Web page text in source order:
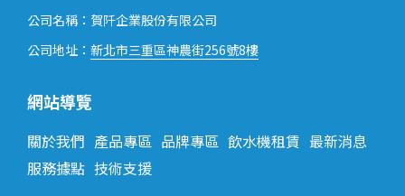
公司名稱：賀阡企業股份有限公司
公司地址： 新北市三重區神農街256號8樓
網站導覽
關於我們 產品專區 品牌專區 飲水機租賃 最新消息
服務據點 技術支援